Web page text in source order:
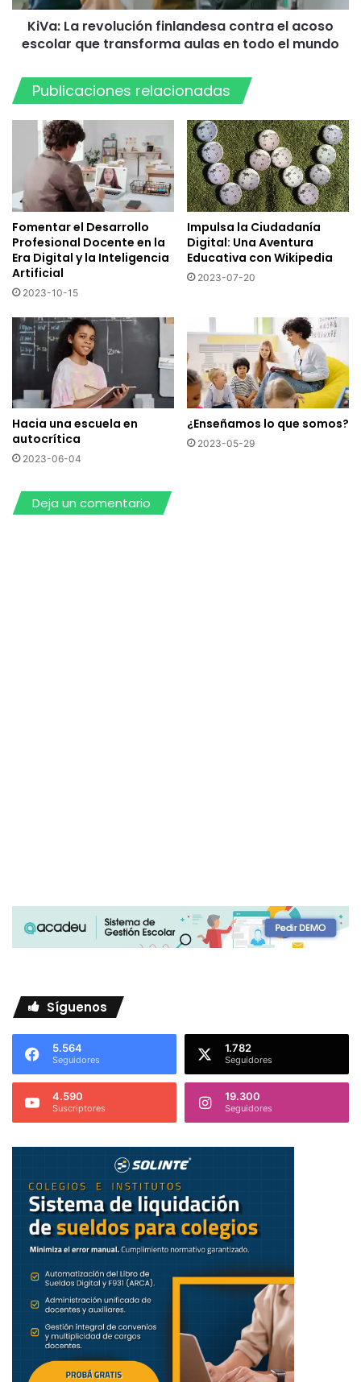
que
transforma
aulas
todo
el
KiVa: La revolución finlandesa contra el acoso
escolar que transforma aulas en todo el mundo
Publicaciones relacionadas
Fomentar el Desarrollo
Profesional Docente en la
Era Digital y la Inteligencia
Artificial
2023-10-15
Impulsa la Ciudadanía
Digital: Una Aventura
Educativa con Wikipedia
2023-07-20
Hacia una escuela en
autocrítica
2023-06-04
¿Enseñamos lo que somos?
2023-05-29
Deja un comentario
Síguenos
5.564
Seguidores
1.782
Seguidores
4.590
Suscriptores
19.300
Seguidores